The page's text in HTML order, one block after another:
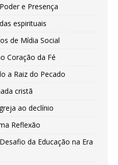
e Presença
espirituais
de Mídia Social
Coração da Fé
a Raiz do Pecado
cristã
ao declínio
Reflexão
da Educação na Era